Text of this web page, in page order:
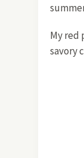
My red
savory